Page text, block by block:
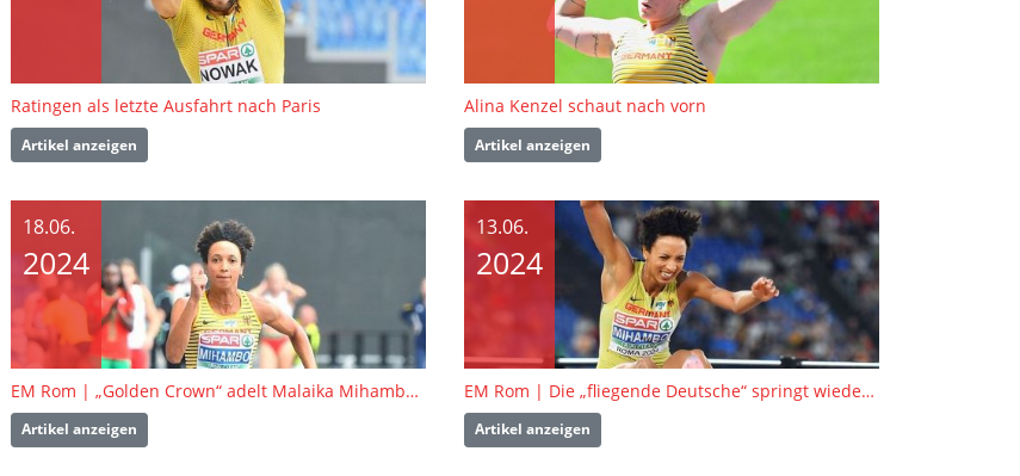
Ratingen als letzte Ausfahrt nach Paris
Artikel anzeigen
Alina Kenzel schaut nach vorn
Artikel anzeigen
18.06.
2024
EM Rom | „Golden Crown“ adelt Malaika Mihambos EM-Triumph
Artikel anzeigen
13.06.
2024
EM Rom | Die „fliegende Deutsche“ springt wieder mal zu Gold
Artikel anzeigen